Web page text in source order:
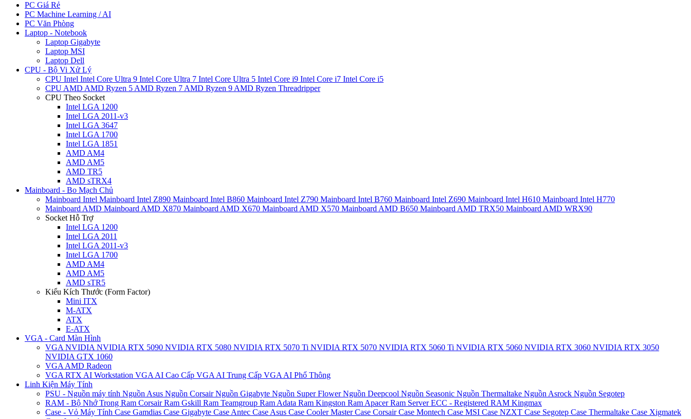
PC Giá Rẻ
PC Machine Learning / AI
PC Văn Phòng
Laptop - Notebook
Laptop Gigabyte
Laptop MSI
Laptop Dell
CPU - Bộ Vi Xử Lý
CPU Intel Intel Core Ultra 9 Intel Core Ultra 7 Intel Core Ultra 5 Intel Core i9 Intel Core i7 Intel Core i5
CPU AMD AMD Ryzen 5 AMD Ryzen 7 AMD Ryzen 9 AMD Ryzen Threadripper
CPU Theo Socket
Intel LGA 1200
Intel LGA 2011-v3
Intel LGA 3647
Intel LGA 1700
Intel LGA 1851
AMD AM4
AMD AM5
AMD TR5
AMD sTRX4
Mainboard - Bo Mạch Chủ
Mainboard Intel Mainboard Intel Z890 Mainboard Intel B860 Mainboard Intel Z790 Mainboard Intel B760 Mainboard Intel Z690 Mainboard Intel H610 Mainboard Intel H770
Mainboard AMD Mainboard AMD X870 Mainboard AMD X670 Mainboard AMD X570 Mainboard AMD B650 Mainboard AMD TRX50 Mainboard AMD WRX90
Socket Hỗ Trợ
Intel LGA 1200
Intel LGA 2011
Intel LGA 2011-v3
Intel LGA 1700
AMD AM4
AMD AM5
AMD sTR5
Kiểu Kích Thước (Form Factor)
Mini ITX
M-ATX
ATX
E-ATX
VGA - Card Màn Hình
VGA NVIDIA NVIDIA RTX 5090 NVIDIA RTX 5080 NVIDIA RTX 5070 Ti NVIDIA RTX 5070 NVIDIA RTX 5060 Ti NVIDIA RTX 5060 NVIDIA RTX 3060 NVIDIA RTX 3050
NVIDIA GTX 1060
VGA AMD Radeon
VGA RTX AI Workstation VGA AI Cao Cấp VGA AI Trung Cấp VGA AI Phổ Thông
Linh Kiện Máy Tính
PSU - Nguồn máy tính Nguồn Asus Nguồn CorsairNguồn Gigabyte Nguồn Super FlowerNguồn Deepcool Nguồn Seasonic Nguồn Thermaltake Nguồn Asrock Nguồn Segotep
RAM - Bộ Nhớ Trong Ram CorsairRam Gskill Ram Teamgroup Ram Adata Ram Kingston Ram ApacerRam Server ECC - Registered RAM Kingmax
Case - Vỏ Máy Tính Case Gamdias Case Gigabyte Case Antec Case Asus Case Cooler MasterCase CorsairCase Montech Case MSI Case NZXT Case Segotep Case Thermaltake Case Xigmatek